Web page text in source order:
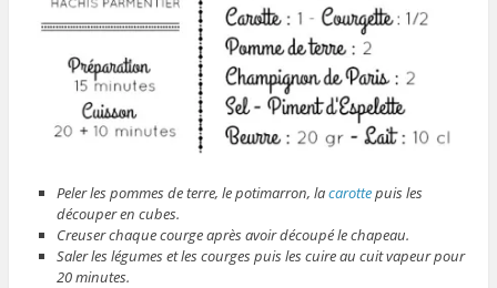
Peler les pommes de terre, le potimarron, lacarottepuis les
découper en cubes.
Creuser chaque courge après avoir découpé le chapeau.
Saler les légumes et les courges puis les cuire au cuit vapeur pour
20 minutes.